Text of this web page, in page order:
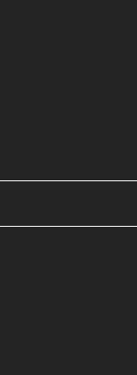
Ürün
Ürün fiyatı